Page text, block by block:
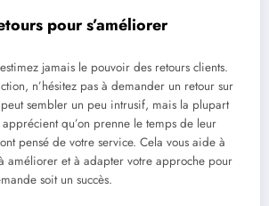
pour s’améliorer
jamais le pouvoir des retours clients.
n’hésitez pas à demander un retour sur
sembler un peu intrusif, mais la plupart
qu’on prenne le temps de leur
pensé de votre service. Cela vous aide à
améliorer et à adapter votre approche pour
soit un succès.